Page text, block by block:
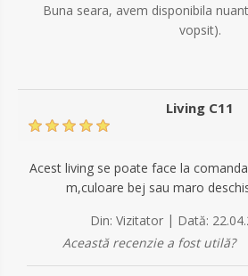
Buna seara, avem disponibila
vopsit).
Living C11
Acest living se poate face la
m,culoare bej sau maro
Din: Vizitator | Dată:
Această recenzie a fost utilă?